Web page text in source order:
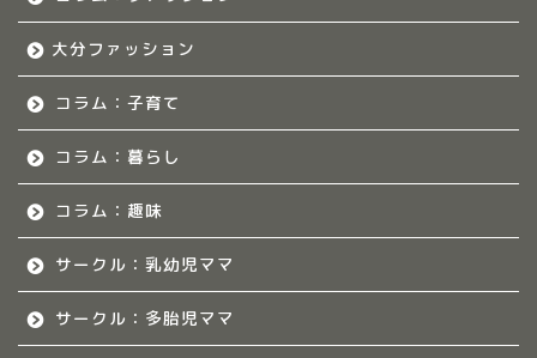
大分ファッション
コラム：子育て
コラム：暮らし
コラム：趣味
サークル：乳幼児ママ
サークル：多胎児ママ
佐賀のママ集まれ！につ